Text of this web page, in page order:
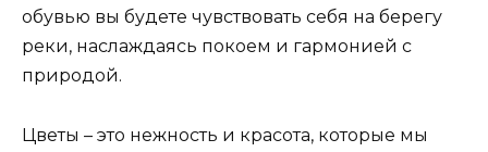
обувью вы будете чувствовать себя на берегу
реки, наслаждаясь покоем и гармонией с
природой.
Цветы – это нежность и красота, которые мы